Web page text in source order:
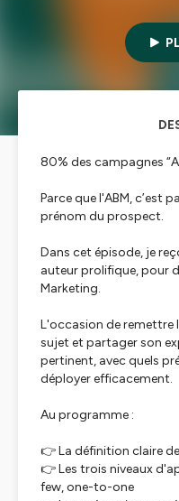
80% des campagnes
Parce que l'ABM, c’est
prénom du prospect.
Dans cet épisode, je
auteur prolifique, pour
Marketing.
L'occasion de remettre
sujet et partager son
pertinent, avec quels
déployer efficacement.
Au programme :
👉 La définition claire de
👉 Les trois niveaux
few, one-to-one